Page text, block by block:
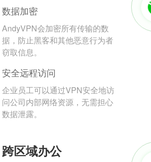
数据加密
AndyVPN会加密所有传输的数
据，防止黑客和其他恶意行为者
窃取信息。
安全远程访问
企业员工可以通过VPN安全地访
问公司内部网络资源，无需担心
数据泄露。
跨区域办公